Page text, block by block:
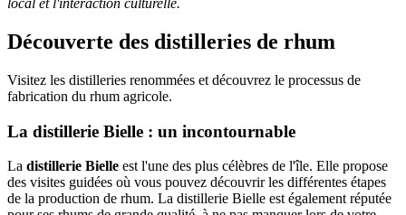
local et l'interaction culturelle.
Découverte des distilleries de rhum
Visitez les distilleries renommées et découvrez le processus de
fabrication du rhum agricole.
La distillerie Bielle : un incontournable
La distillerie Bielle est l'une des plus célèbres de l'île. Elle propose
des visites guidées où vous pouvez découvrir les différentes étapes
de la production de rhum. La distillerie Bielle est également réputée